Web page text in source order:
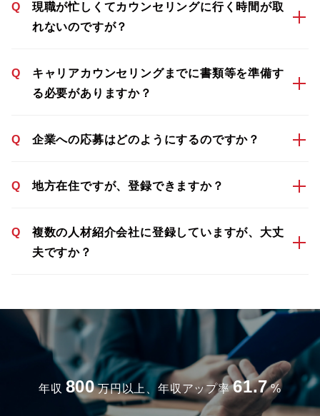
Q
現職が忙しくてカウンセリングに行く時間が取
れないのですが？
Q
キャリアカウンセリングまでに書類等を準備す
る必要がありますか？
Q 企業への応募はどのようにするのですか？
Q 地方在住ですが、登録できますか？
Q
複数の人材紹介会社に登録していますが、大丈
夫ですか？
年収 800 万円以上、年収アップ率 61.7 %